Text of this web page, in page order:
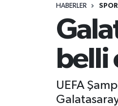
HABERLER SPOR
belli
UEFA
DIŞ HABER
Trafik Durumu
Süper Lig Puan Durumu
Son Dakika Haberleri